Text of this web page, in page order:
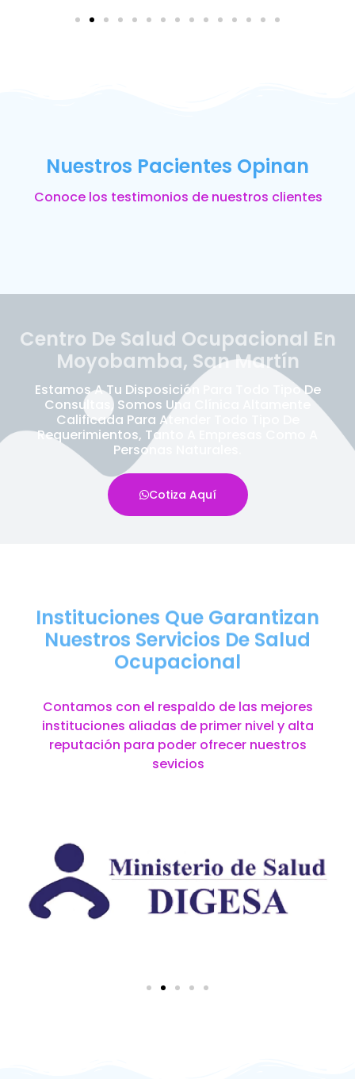
Nuestros Pacientes Opinan
Conoce los testimonios de nuestros clientes
Centro De Salud Ocupacional En
Moyobamba, San Martín
Estamos A Tu Disposición Para Todo Tipo De
Consultas, Somos Una Clínica Altamente
Calificada Para Atender Todo Tipo De
Requerimientos, Tanto A Empresas Como A
Personas Naturales.
Cotiza Aquí
Instituciones Que Garantizan
Nuestros Servicios De Salud
Ocupacional
Contamos con el respaldo de las mejores
instituciones aliadas de primer nivel y alta
reputación para poder ofrecer nuestros
sevicios